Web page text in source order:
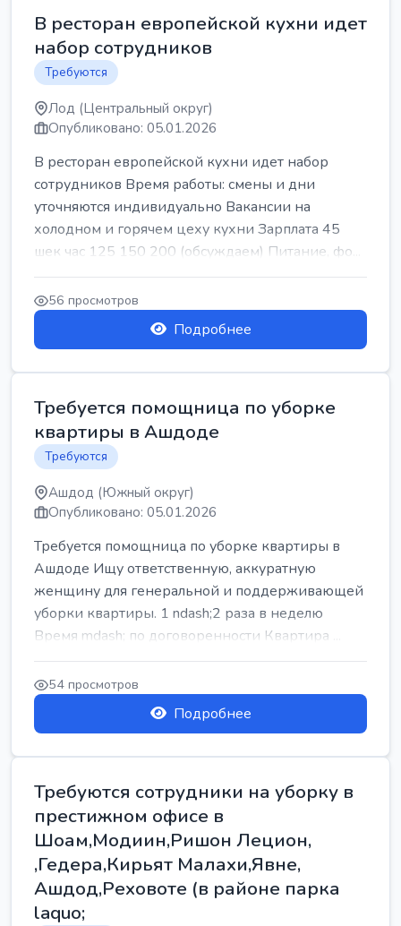
В ресторан европейской кухни идет
набор сотрудников
Требуются
Лод (Центральный округ)
Опубликовано: 05.01.2026
В ресторан европейской кухни идет набор
сотрудников Время работы: смены и дни
уточняются индивидуально Вакансии на
холодном и горячем цеху кухни Зарплата 45
шек час 125 150 200 (обсуждаем) Питание, фо...
56 просмотров
Подробнее
Требуется помощница по уборке
квартиры в Ашдоде
Требуются
Ашдод (Южный округ)
Опубликовано: 05.01.2026
Требуется помощница по уборке квартиры в
Ашдоде Ищу ответственную, аккуратную
женщину для генеральной и поддерживающей
уборки квартиры. 1 ndash;2 раза в неделю
Время mdash; по договоренности Квартира ...
54 просмотров
Подробнее
Требуются сотрудники на уборку в
престижном офисе в
Шоам,Модиин,Ришон Лецион,
,Гедера,Кирьят Малахи,Явне,
Ашдод,Реховоте (в районе парка
laquo;